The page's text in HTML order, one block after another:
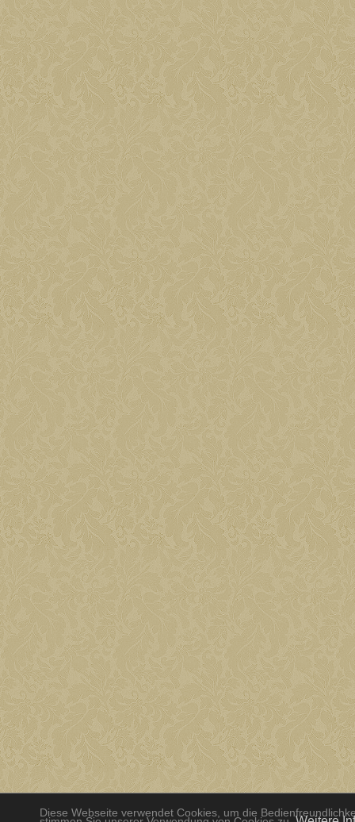
Diese Webseite verwendet Cookies, um die